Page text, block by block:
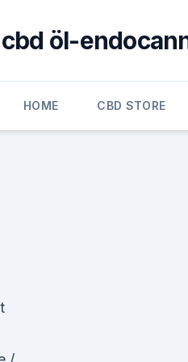
cbd öl-
HOME CBD STORE